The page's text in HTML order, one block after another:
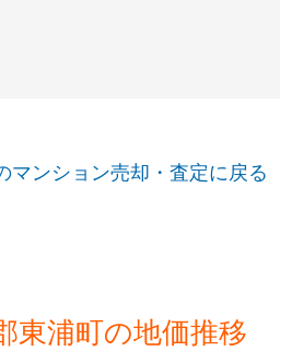
マンション売却・査定に戻る
東浦町の地価推移